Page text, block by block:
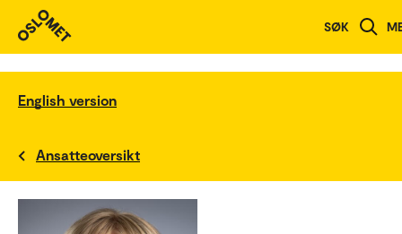
SØK
English version
Ansatteoversikt